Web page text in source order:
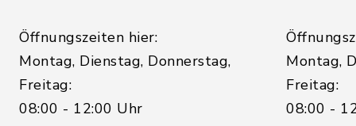
Öffnungszeiten hier:
Montag, Dienstag, Donnerstag,
Freitag:
08:00 - 12:00 Uhr
Montag,
Freitag:
08:00 -